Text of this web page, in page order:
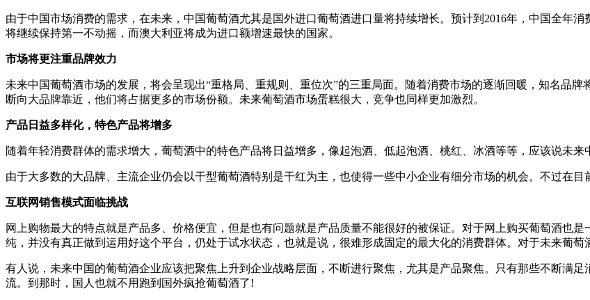
由于中国市场消费的需求，在未来，中国葡萄酒尤其是国外进口葡萄酒进口量将持续增长。预计到2016年，中国全年
将继续保持第一不动摇，而澳大利亚将成为进口额增速最快的国家。
市场将更注重品牌效力
未来中国葡萄酒市场的发展，将会呈现出“重格局、重规则、重位次”的三重局面。随着消费市场的逐渐回暖，知名品
断向大品牌靠近，他们将占据更多的市场份额。未来葡萄酒市场蛋糕很大，竞争也同样更加激烈。
产品日益多样化，特色产品将增多
随着年轻消费群体的需求增大，葡萄酒中的特色产品将日益增多，像起泡酒、低起泡酒、桃红、冰酒等等，应该说未来
由于大多数的大品牌、主流企业仍会以干型葡萄酒特别是干红为主，也使得一些中小企业有细分市场的机会。不过在目
互联网销售模式面临挑战
网上购物最大的特点就是产品多、价格便宜，但是也有问题就是产品质量不能很好的被保证。对于网上购买葡萄酒也
纯，并没有真正做到运用好这个平台，仍处于试水状态，也就是说，很难形成固定的最大化的消费群体。对于未来葡萄
有人说，未来中国的葡萄酒企业应该把聚焦上升到企业战略层面，不断进行聚焦，尤其是产品聚焦。只有那些不断满
流。到那时，国人也就不用跑到国外疯抢葡萄酒了!